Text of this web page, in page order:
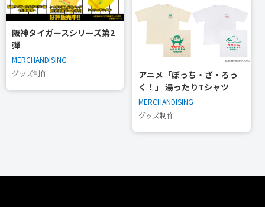
阪神タイガースシリーズ第2
弾
MERCHANDISING
グッズ制作
アニメ「ぼっち・ざ・ろっ
く！」 湯ったりTシャツ
MERCHANDISING
グッズ制作